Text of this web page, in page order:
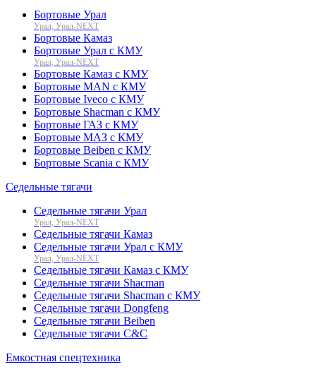
Бортовые Урал
Урал, Урал-NEXT
Бортовые Камаз
Бортовые Урал с КМУ
Урал, Урал-NEXT
Бортовые Камаз с КМУ
Бортовые MAN с КМУ
Бортовые Iveco с КМУ
Бортовые Shacman с КМУ
Бортовые ГАЗ с КМУ
Бортовые МАЗ с КМУ
Бортовые Beiben с КМУ
Бортовые Scania с КМУ
Седельные тягачи
Седельные тягачи Урал
Урал, Урал-NEXT
Седельные тягачи Камаз
Седельные тягачи Урал с КМУ
Урал, Урал-NEXT
Седельные тягачи Камаз с КМУ
Седельные тягачи Shacman
Седельные тягачи Shacman с КМУ
Седельные тягачи Dongfeng
Седельные тягачи Beiben
Седельные тягачи C&C
Емкостная спецтехника